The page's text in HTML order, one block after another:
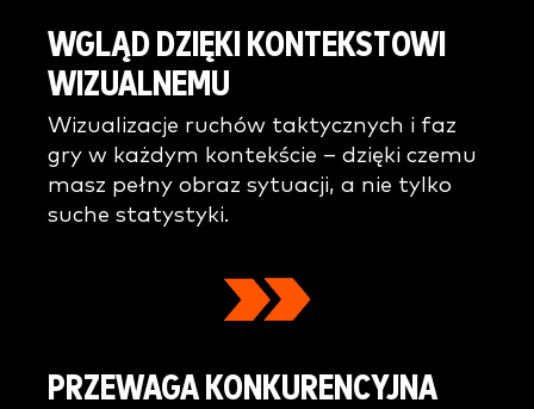
WGLĄD DZIĘKI KONTEKSTOWI
WIZUALNEMU
Wizualizacje ruchów taktycznych i faz
gry w każdym kontekście – dzięki czemu
masz pełny obraz sytuacji, a nie tylko
suche statystyki.
PRZEWAGA KONKURENCYJNA